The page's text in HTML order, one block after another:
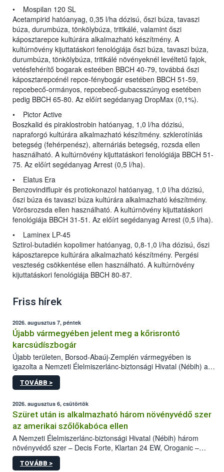
• Mospilan 120 SL
Acetampirid hatóanyag, 0,35 l/ha dózisú, őszi búza, tavaszi
búza, durumbúza, tönkölybúza, tritikálé, valamint őszi
káposztarepce kultúrára alkalmazható készítmény. A
kultúrnövény kijuttatáskori fenológiája őszi búza, tavaszi búza,
durumbúza, tönkölybúza, tritikálé növényeknél levéltetű fajok,
vetésfehérítő bogarak esteében BBCH 40-79, továbbá őszi
káposztarepcénél repce-fénybogár esetében BBCH 51-59,
repcebecő-ormányos, repcebecő-gubacsszúnyog esetében
pedig BBCH 65-80. Az előírt segédanyag DropMax (0,1%).
• Pictor Active
Boszkalid és piraklostrobin hatóanyag, 1,0 l/ha dózisú,
napraforgó kultúrára alkalmazható készítmény. szklerotíniás
betegség (fehérpenész), alternáriás betegség, rozsda ellen
használható. A kultúrnövény kijuttatáskori fenológiája BBCH 51-
75. Az előírt segédanyag Arrest (0,5 l/ha).
• Elatus Era
Benzovindiflupir és protiokonazol hatóanyag, 1,0 l/ha dózisú,
őszi búza és tavaszi búza kultúrára alkalmazható készítmény.
Vörösrozsda ellen használható. A kultúrnövény kijuttatáskori
fenológiája BBCH 31-51. Az előírt segédanyag Arrest (0,5 l/ha).
• Laminex LP-45
Sztirol-butadién kopolimer hatóanyag, 0,8-1,0 l/ha dózisú, őszi
káposztarepce kultúrára alkalmazható készítmény. Pergési
veszteség csökkentése ellen használható. A kultúrnövény
kijuttatáskori fenológiája BBCH 80-87.
Friss hírek
2026. augusztus 7, péntek
Újabb vármegyében jelent meg a kőrisrontó
karcsúdíszbogár
Újabb területen, Borsod-Abaúj-Zemplén vármegyében is
igazolta a Nemzeti Élelmiszerlánc-biztonsági Hivatal (Nébih) a
kőrisrontó karcsúdíszbogár (Agrilus planipennis) jelenlétét. A
kártevőt nem csak színcsapdában találták meg, de már fertőzött
az intenzív felderítést, emellett az intézkedéseket a szlovák
hatósággal is összehangolják a terjedés megállítása érdekében.
TOVÁBB >
2026. augusztus 6, csütörtök
Szüret után is alkalmazható három növényvédő szer
az amerikai szőlőkabóca ellen
A Nemzeti Élelmiszerlánc-biztonsági Hivatal (Nébih) három
növényvédő szer – Decis Forte, Klartan 24 EW, Oroganic –
engedélyokiratát módosította, így azok a szüretet követően,
egészen a vesszőérettség (BBCH 91) stádiumáig
TOVÁBB >